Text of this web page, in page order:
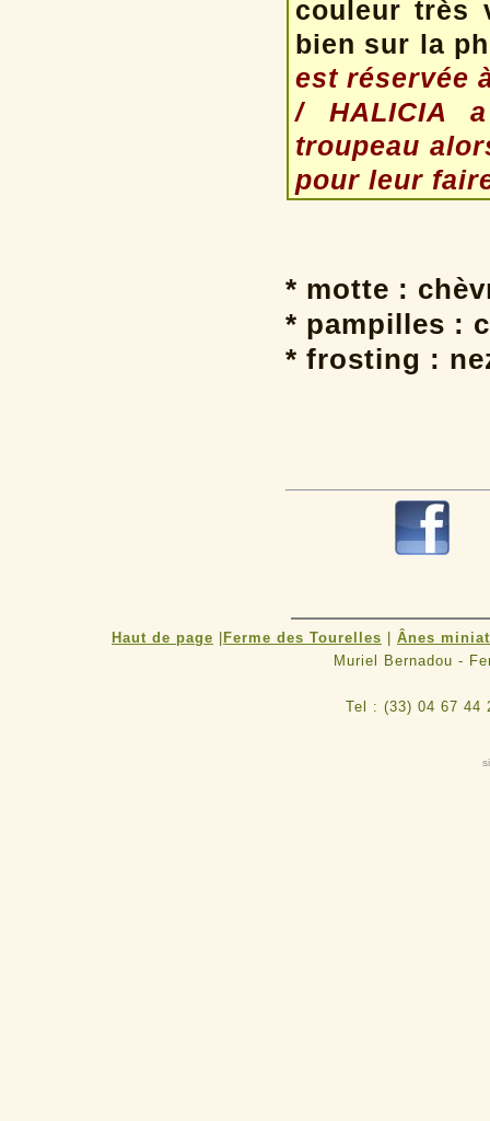
couleur très
bien sur la
est réservée
/ HALICIA
troupeau
pour leur
* motte :
* pampilles :
* frosting :
Haut de page Ferme des Tourelles
Ânes
Muriel Bernadou -
Tel : (33) 04 67 44